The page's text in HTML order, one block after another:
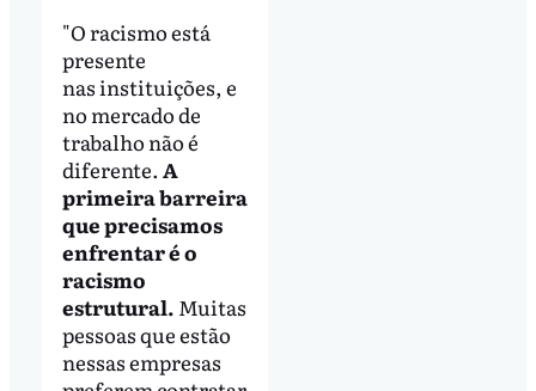
"O racismo está
presente
nas instituições, e
no mercado de
trabalho não é
diferente. A
primeira barreira
que precisamos
enfrentar é o
racismo
estrutural. Muitas
pessoas que estão
nessas empresas